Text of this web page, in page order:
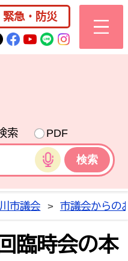
桜川市公式ホー
緊急・防災
桜川市公式Twitter
桜川市公式
桜川市公式
桜川市公式
索
PDF
音声検索
市議会 > 市議会からの
臨時会の本